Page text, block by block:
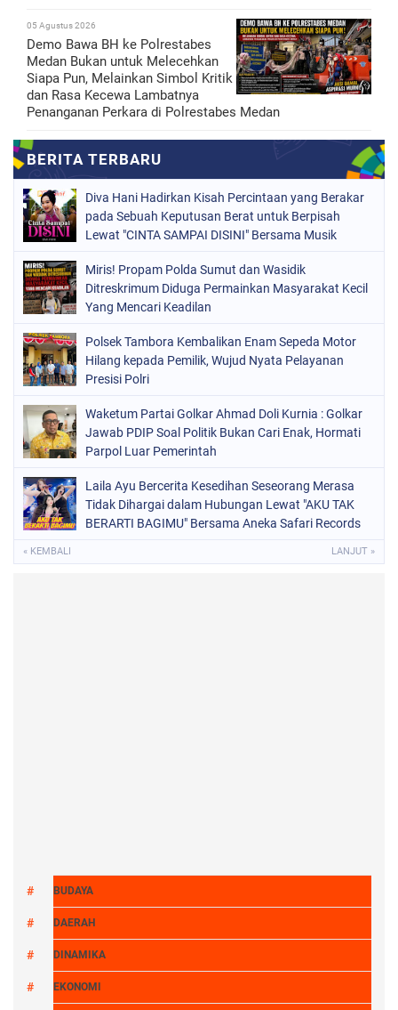
05 Agustus 2026
Demo Bawa BH ke Polrestabes
Medan Bukan untuk Melecehkan
Siapa Pun, Melainkan Simbol Kritik
dan Rasa Kecewa Lambatnya
Penanganan Perkara di Polrestabes Medan
Diva Hani Hadirkan Kisah Percintaan yang Berakar
pada Sebuah Keputusan Berat untuk Berpisah
Lewat "CINTA SAMPAI DISINI" Bersama Musik
Miris! Propam Polda Sumut dan Wasidik
Ditreskrimum Diduga Permainkan Masyarakat Kecil
Yang Mencari Keadilan
Polsek Tambora Kembalikan Enam Sepeda Motor
Hilang kepada Pemilik, Wujud Nyata Pelayanan
Presisi Polri
Waketum Partai Golkar Ahmad Doli Kurnia : Golkar
Jawab PDIP Soal Politik Bukan Cari Enak, Hormati
Parpol Luar Pemerintah
Laila Ayu Bercerita Kesedihan Seseorang Merasa
Tidak Dihargai dalam Hubungan Lewat "AKU TAK
BERARTI BAGIMU" Bersama Aneka Safari Records
« KEMBALI LANJUT »
BUDAYA
DAERAH
DINAMIKA
EKONOMI